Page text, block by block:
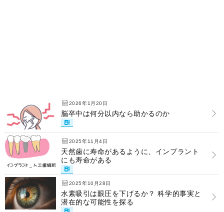
2026年1月20日
脳卒中は何分以内なら助かるのか
2025年11月4日
天然歯に寿命があるように、インプラント
にも寿命がある
2025年10月28日
水素吸引は眼圧を下げるか？ 科学的事実と
潜在的な可能性を探る